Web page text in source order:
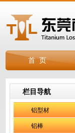
首 页
栏目导航
铝型材
铝棒